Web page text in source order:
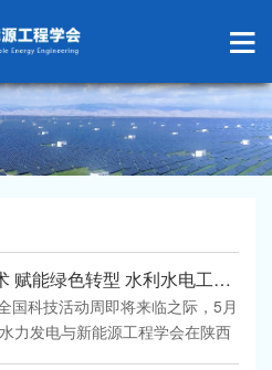
聚焦创新技术 赋能绿色转型 水利水电工程创新技术发展研讨会在安康成功举办
国科技活动周即将来临之际，5月
力发电与新能源工程学会在陕西